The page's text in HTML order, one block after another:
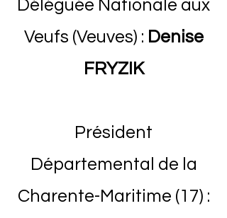
Déléguée Nationale aux
Veufs (Veuves) : Denise
FRYZIK
Président
Départemental de la
Charente-Maritime (17) :